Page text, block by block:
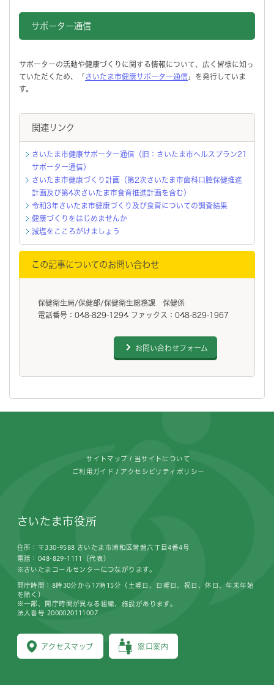
サポーター通信
サポーターの活動や健康づくりに関する情報について、広く皆様に知っ
ていただくため、「 さいたま市健康サポーター通信 」を発行していま
す。
関連リンク
さいたま市健康サポーター通信（旧：さいたま市ヘルスプラン21
サポーター通信）
さいたま市健康づくり計画（第2次さいたま市歯科口腔保健推進
計画及び第4次さいたま市食育推進計画を含む）
令和3年さいたま市健康づくり及び食育についての調査結果
健康づくりをはじめませんか
減塩をこころがけましょう
この記事についてのお問い合わせ
保健衛生局/保健部/保健衛生総務課 保健係
電話番号：048-829-1294 ファックス：048-829-1967
お問い合わせフォーム
サイトマップ 当サイトについて
ご利用ガイド アクセシビリティポリシー
さいたま市役所
住所：〒330-9588 さいたま市浦和区常盤六丁目4番4号
電話：048-829-1111（代表）
※さいたまコールセンターにつながります。
アクセスマップ 窓口案内
開庁時間：8時30分から17時15分（土曜日、日曜日、祝日、休日、年末年始
を除く）
※一部、開庁時間が異なる組織、施設があります。
法人番号 2000020111007